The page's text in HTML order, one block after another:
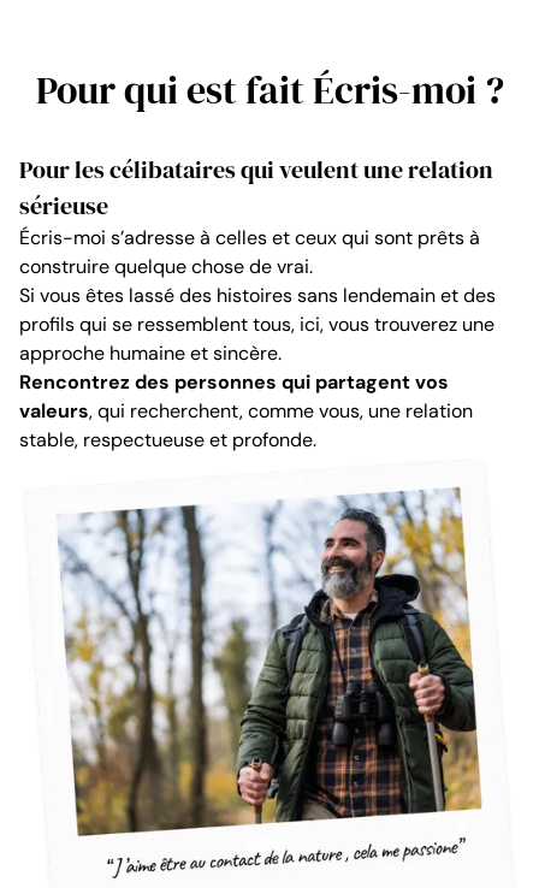
Pour qui est fait Écris-moi ?
Pour les célibataires qui veulent une relation
sérieuse
Écris-moi s’adresse à celles et ceux qui sont prêts à
construire quelque chose de vrai.
Si vous êtes lassé des histoires sans lendemain et des
profils qui se ressemblent tous, ici, vous trouverez une
approche humaine et sincère.
Rencontrez des personnes qui partagent vos
valeurs, qui recherchent, comme vous, une relation
stable, respectueuse et profonde.